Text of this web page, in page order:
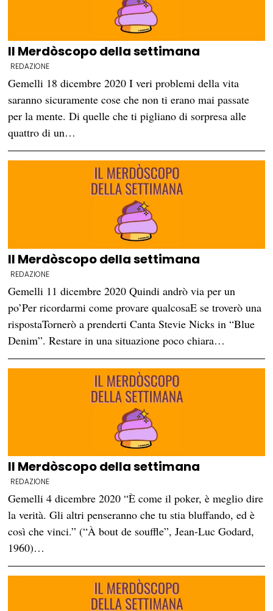
Il Merdòscopo della settimana
REDAZIONE
Gemelli 18 dicembre 2020 I veri problemi della vita
saranno sicuramente cose che non ti erano mai passate
per la mente. Di quelle che ti pigliano di sorpresa alle
quattro di un…
Il Merdòscopo della settimana
REDAZIONE
Gemelli 11 dicembre 2020 Quindi andrò via per un
po’Per ricordarmi come provare qualcosaE se troverò una
rispostaTornerò a prenderti Canta Stevie Nicks in “Blue
Denim”. Restare in una situazione poco chiara…
Il Merdòscopo della settimana
REDAZIONE
Gemelli 4 dicembre 2020 “È come il poker, è meglio dire
la verità. Gli altri penseranno che tu stia bluffando, ed è
così che vinci.” (“À bout de souffle”, Jean-Luc Godard,
1960)…